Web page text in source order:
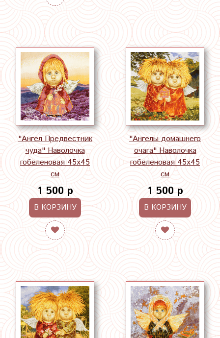
"Ангел Предвестник
чуда" Наволочка
гобеленовая 45х45
см
1 500 р
В КОРЗИНУ
"Ангелы домашнего
очага" Наволочка
гобеленовая 45х45
см
1 500 р
В КОРЗИНУ